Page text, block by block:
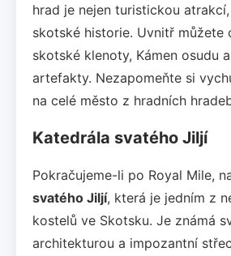
hrad je nejen turistickou
skotské historie. Uvnitř můžete
skotské klenoty, Kámen osudu
artefakty. Nezapomeňte si
na celé město z hradních
Katedrála svatého Jiljí
Pokračujeme-li po Royal Mile,
svatého Jiljí, která je jedním z
kostelů ve Skotsku. Je známá
architekturou a impozantní